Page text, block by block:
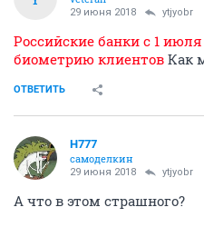
29 июня 2018 ytjyobr
Российские банки с 1
биометрию клиентов Как
ОТВЕТИТЬ
H777
самоделкин
29 июня 2018 ytjyobr
А что в этом страшного?